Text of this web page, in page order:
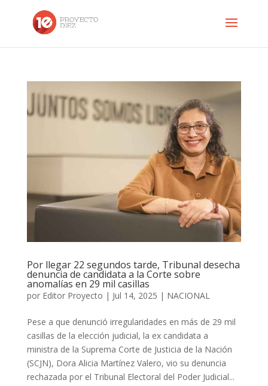
Por llegar 22 segundos tarde, Tribunal desecha
denuncia de candidata a la Corte sobre
anomalías en 29 mil casillas
por Editor Proyecto | Jul 14, 2025 | NACIONAL
Pese a que denunció irregularidades en más de 29 mil
casillas de la elección judicial, la ex candidata a
ministra de la Suprema Corte de Justicia de la Nación
(SCJN), Dora Alicia Martínez Valero, vio su denuncia
rechazada por el Tribunal Electoral del Poder Judicial...